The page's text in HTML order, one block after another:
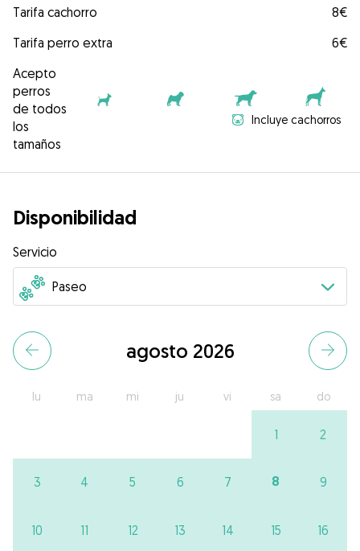
Tarifa cachorro
8€
Tarifa perro extra
6€
Acepto
perros
de todos
los
tamaños
Incluye cachorros
Disponibilidad
Servicio
agosto 2026
lu ma mi ju vi sa do
1 2
3 4 5 6 7 8 9
10 11 12 13 14 15 16